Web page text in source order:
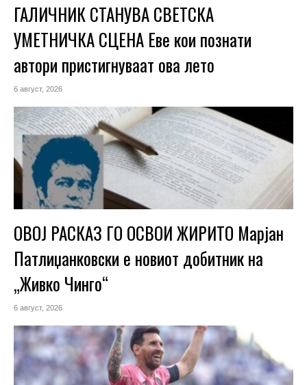
ГАЛИЧНИК СТАНУВА СВЕТСКА
УМЕТНИЧКА СЦЕНА Еве кои познати
автори пристигнуваат ова лето
6 август, 2026
ОВОЈ РАСКАЗ ГО ОСВОИ ЖИРИТО Марјан
Патлиџанковски е новиот добитник на
„Живко Чинго“
6 август, 2026